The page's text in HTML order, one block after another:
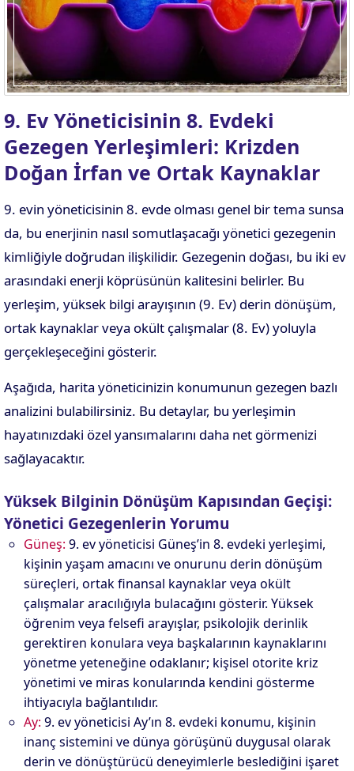
9. Ev Yöneticisinin 8. Evdeki
Gezegen Yerleşimleri: Krizden
Doğan İrfan ve Ortak Kaynaklar
9. evin yöneticisinin 8. evde olması genel bir tema sunsa
da, bu enerjinin nasıl somutlaşacağı yönetici gezegenin
kimliğiyle doğrudan ilişkilidir. Gezegenin doğası, bu iki ev
arasındaki enerji köprüsünün kalitesini belirler. Bu
yerleşim, yüksek bilgi arayışının (9. Ev) derin dönüşüm,
ortak kaynaklar veya okült çalışmalar (8. Ev) yoluyla
gerçekleşeceğini gösterir.
Aşağıda, harita yöneticinizin konumunun gezegen bazlı
analizini bulabilirsiniz. Bu detaylar, bu yerleşimin
hayatınızdaki özel yansımalarını daha net görmenizi
sağlayacaktır.
Yüksek Bilginin Dönüşüm Kapısından Geçişi:
Yönetici Gezegenlerin Yorumu
Güneş: 9. ev yöneticisi Güneş’in 8. evdeki yerleşimi,
kişinin yaşam amacını ve onurunu derin dönüşüm
süreçleri, ortak finansal kaynaklar veya okült
çalışmalar aracılığıyla bulacağını gösterir. Yüksek
öğrenim veya felsefi arayışlar, psikolojik derinlik
gerektiren konulara veya başkalarının kaynaklarını
yönetme yeteneğine odaklanır; kişisel otorite kriz
yönetimi ve miras konularında kendini gösterme
ihtiyacıyla bağlantılıdır.
Ay: 9. ev yöneticisi Ay’ın 8. evdeki konumu, kişinin
inanç sistemini ve dünya görüşünü duygusal olarak
derin ve dönüştürücü deneyimlerle beslediğini işaret